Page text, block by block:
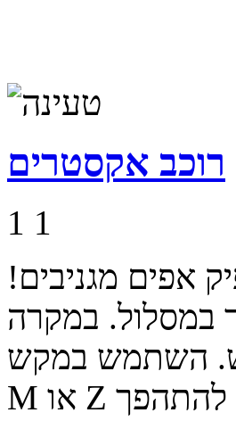
רוכב אקסטרים
1 1
אפים מגניבים!
במסלול. במקרה
השתמש במקש